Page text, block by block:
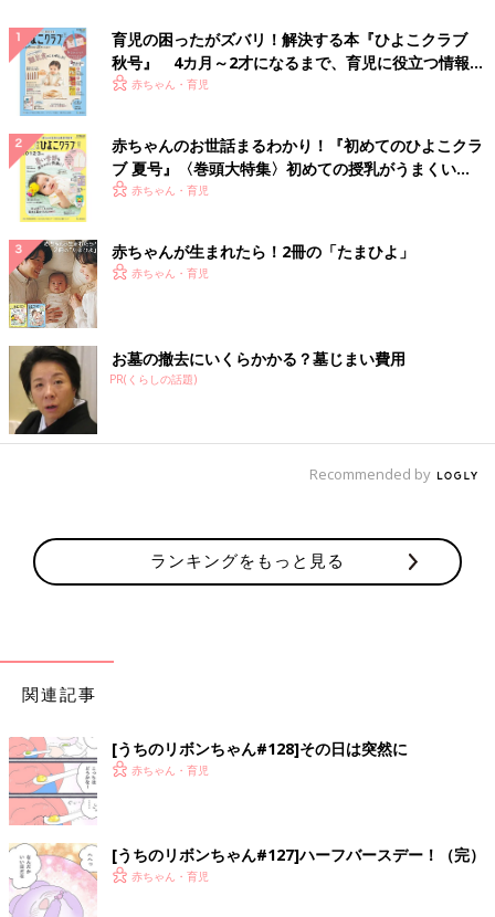
育児の困ったがズバリ！解決する本『ひよこクラブ
秋号』 4カ月～2才になるまで、育児に役立つ情報が
いっぱい！
赤ちゃん・育児
赤ちゃんのお世話まるわかり！『初めてのひよこクラ
ブ 夏号』〈巻頭大特集〉初めての授乳がうまくい
く！ おっぱい・ミルクの基本と夏のトラブル 解決テ
赤ちゃん・育児
赤ちゃんが生まれたら！2冊の「たまひよ」
赤ちゃん・育児
お墓の撤去にいくらかかる？墓じまい費用
PR(くらしの話題)
Recommended by
ランキングをもっと見る
関連記事
[うちのリボンちゃん#128]その日は突然に
赤ちゃん・育児
[うちのリボンちゃん#127]ハーフバースデー！（完）
赤ちゃん・育児